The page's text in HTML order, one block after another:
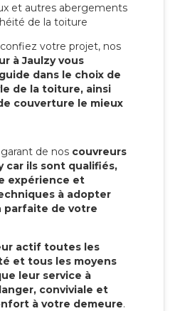
et autres abergements
de la toiture
votre projet, nos
à Jaulzy vous
dans le choix de
de la toiture, ainsi
couverture le mieux
de nos couvreurs
car ils sont qualifiés,
expérience et
à adopter
parfaite de votre
actif toutes les
et tous les moyens
leur service à
conviviale et
à votre demeure.